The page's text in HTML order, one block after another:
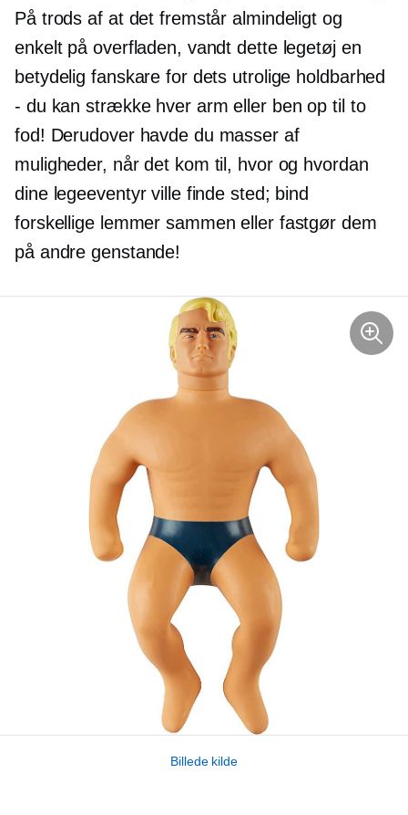
På trods af at det fremstår almindeligt og
enkelt på overfladen, vandt dette legetøj en
betydelig fanskare for dets utrolige holdbarhed
- du kan strække hver arm eller ben op til to
fod! Derudover havde du masser af
muligheder, når det kom til, hvor og hvordan
dine legeeventyr ville finde sted; bind
forskellige lemmer sammen eller fastgør dem
på andre genstande!
Billede kilde